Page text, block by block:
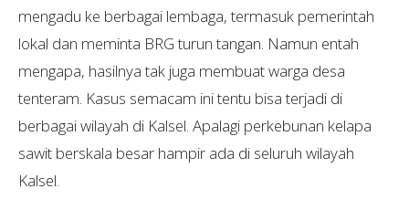
mengadu ke berbagai lembaga, termasuk pemerintah
lokal dan meminta BRG turun tangan. Namun entah
mengapa, hasilnya tak juga membuat warga desa
tenteram. Kasus semacam ini tentu bisa terjadi di
berbagai wilayah di Kalsel. Apalagi perkebunan kelapa
sawit berskala besar hampir ada di seluruh wilayah
Kalsel.